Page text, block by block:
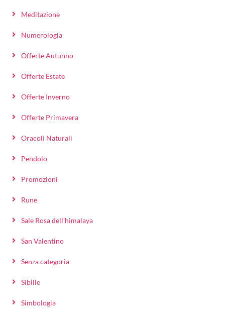
Meditazione
Numerologia
Offerte Autunno
Offerte Estate
Offerte Inverno
Offerte Primavera
Oracoli Naturali
Pendolo
Promozioni
Rune
Sale Rosa dell'himalaya
San Valentino
Senza categoria
Sibille
Simbologia